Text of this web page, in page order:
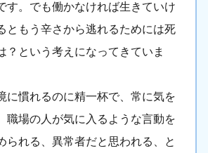
す。でも働かなければ生きていけ
ともう辛さから逃れるためには死
？という考えになってきていま
に慣れるのに精一杯で、常に気を
職場の人が気に入るような言動を
られる、異常者だと思われる、と